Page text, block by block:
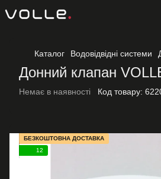
Каталог Водовідвідні системи
Донний клапан
Немає в наявності Код товару:
БЕЗКОШТОВНА ДОСТАВКА
12